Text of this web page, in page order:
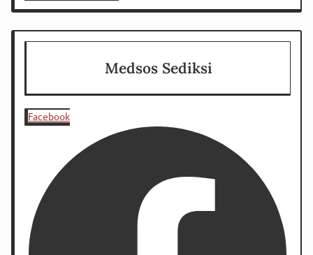
Medsos Sediksi
Facebook